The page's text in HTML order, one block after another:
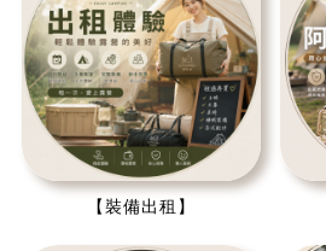
【裝備出租】